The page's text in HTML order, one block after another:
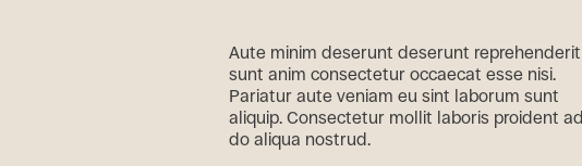
Aute minim deserunt deserunt reprehenderit
sunt anim consectetur occaecat esse nisi.
Pariatur aute veniam eu sint laborum sunt
aliquip. Consectetur mollit laboris proident ad
do aliqua nostrud.